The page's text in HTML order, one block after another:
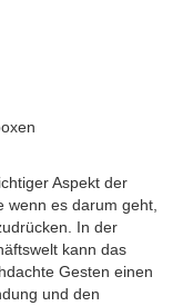
Aspekt der
wenn es darum geht,
In der
kann das
Gesten einen
und den